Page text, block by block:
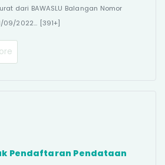
dari BAWASLU Balangan Nomor
09/2022... [391+]
Pendaftaran Pendataan